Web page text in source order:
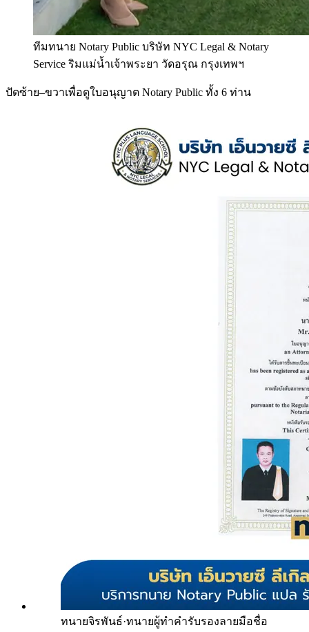
ทีมทนาย Notary Public บริษัท NYC Legal & Notary
Service ริมแม่น้ำเจ้าพระยา วัดอรุณ กรุงเทพฯ
ปัดซ้าย–ขวาเพื่อดูใบอนุญาต Notary Public ทั้ง 6 ท่าน
ทนายจิรพันธ์·ทนายผู้ทำคำรับรองลายมือชื่อ